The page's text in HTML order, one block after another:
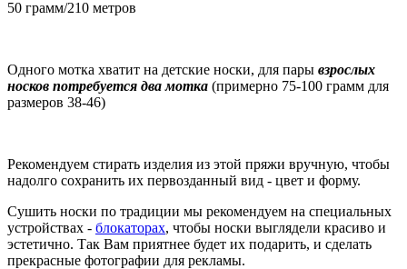
50 грамм/210 метров
Одного мотка хватит на детские носки, для пары взрослых
носков потребуется два мотка (примерно 75-100 грамм для
размеров 38-46)
Рекомендуем стирать изделия из этой пряжи вручную, чтобы
надолго сохранить их первозданный вид - цвет и форму.
Сушить носки по традиции мы рекомендуем на специальных
устройствах - блокаторах, чтобы носки выглядели красиво и
эстетично. Так Вам приятнее будет их подарить, и сделать
прекрасные фотографии для рекламы.